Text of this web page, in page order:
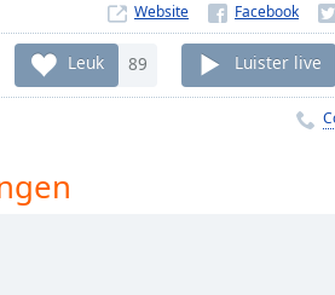
Website
Leuk 89 Luister live